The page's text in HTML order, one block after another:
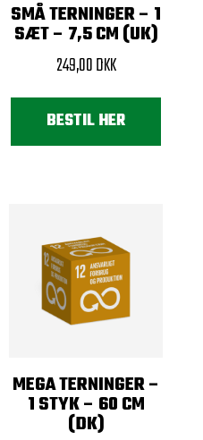
SMÅ TERNINGER – 1
SÆT – 7,5 CM (UK)
249,00DKK
BESTIL HER
MEGA TERNINGER –
1 STYK – 60 CM
(DK)